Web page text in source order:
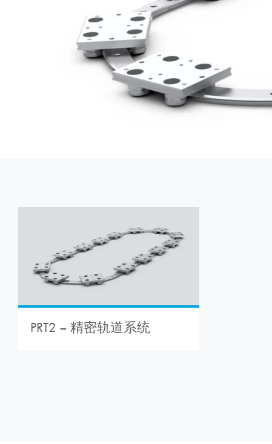
PRT2 – 精密轨道系统